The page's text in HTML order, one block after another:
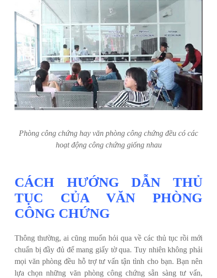
Phòng công chứng hay văn phòng công chứng đều có các
hoạt động công chứng giống nhau
CÁCH HƯỚNG DẪN THỦ
TỤC CỦA VĂN PHÒNG
CÔNG CHỨNG
Thông thường, ai cũng muốn hỏi qua về các thủ tục rồi mới
chuẩn bị đầy đủ để mang giấy tờ qua. Tuy nhiên không phải
mọi văn phòng đều hỗ trợ tư vấn tận tình cho bạn. Bạn nên
lựa chọn những văn phòng công chứng sẵn sàng tư vấn,